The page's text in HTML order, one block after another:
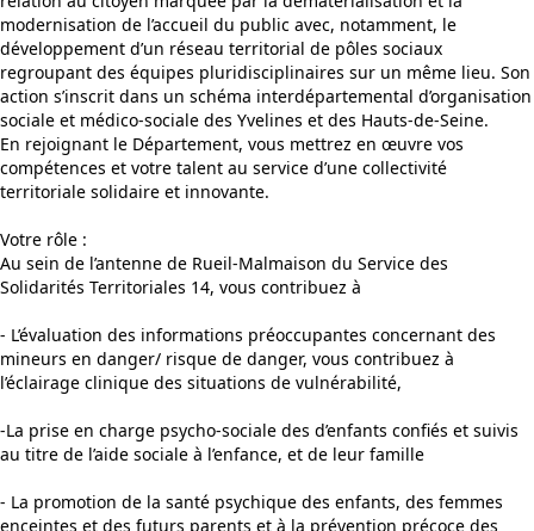
modernisation de l’accueil du public avec, notamment, le
développement d’un réseau territorial de pôles sociaux
regroupant des équipes pluridisciplinaires sur un même lieu. Son
action s’inscrit dans un schéma interdépartemental d’organisation
sociale et médico-sociale des Yvelines et des Hauts-de-Seine.
En rejoignant le Département, vous mettrez en œuvre vos
compétences et votre talent au service d’une collectivité
territoriale solidaire et innovante.
Votre rôle :
Au sein de l’antenne de Rueil-Malmaison du Service des
Solidarités Territoriales 14, vous contribuez à
- L’évaluation des informations préoccupantes concernant des
mineurs en danger/ risque de danger, vous contribuez à
l’éclairage clinique des situations de vulnérabilité,
-La prise en charge psycho-sociale des d’enfants confiés et suivis
au titre de l’aide sociale à l’enfance, et de leur famille
- La promotion de la santé psychique des enfants, des femmes
enceintes et des futurs parents et à la prévention précoce des